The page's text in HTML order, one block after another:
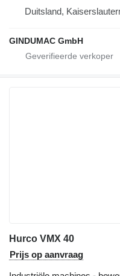
Duitsland,
GINDUMAC GmbH
Hurco VMX 40
Prijs op aanvraag